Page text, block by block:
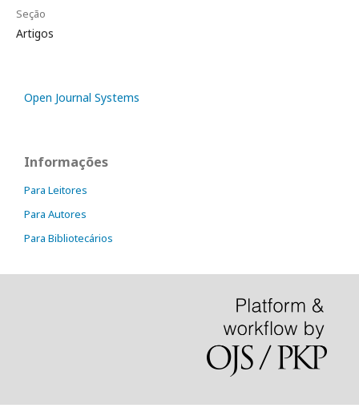
Seção
Artigos
Open Journal Systems
Informações
Para Leitores
Para Autores
Para Bibliotecários